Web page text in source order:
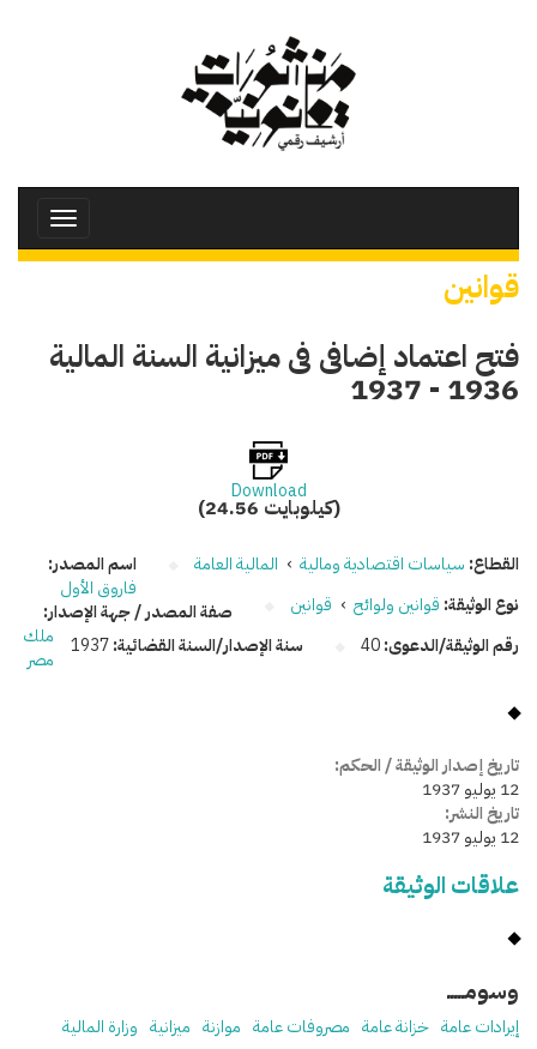
Toggle
قوانين
فتح اعتماد إضافى فى ميزانية السنة المالية
1936 - 1937
Download
(24.56 كيلوبايت)
القطاع: سياسات اقتصادية ومالية › المالية العامة
نوع الوثيقة: قوانين ولوائح › قوانين
رقم الوثيقة/الدعوى:40 سنة الإصدار/السنة القضائية:1937
اسم المصدر:
فاروق الأول
صفة المصدر / جهة الإصدار:
ملك
مصر
تاريخ إصدار الوثيقة / الحكم:
12 يوليو 1937
تاريخ النشر:
12 يوليو 1937
علاقات الوثيقة
وسومـــــ
إيرادات عامة خزانة عامة مصروفات عامة موازنة ميزانية وزارة المالية